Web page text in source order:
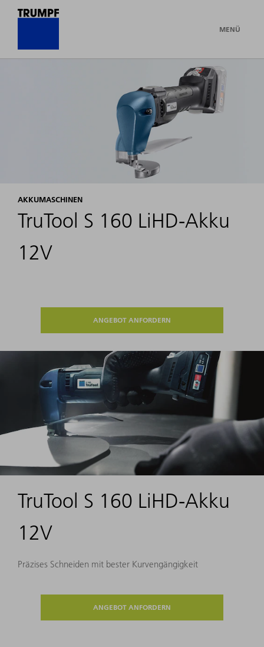
MENÜ
AKKUMASCHINEN
TruTool S 160 LiHD-Akku
12V
ANGEBOT ANFORDERN
TruTool S 160 LiHD-Akku
12V
Präzises Schneiden mit bester Kurvengängigkeit
ANGEBOT ANFORDERN